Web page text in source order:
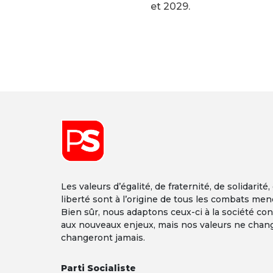
et 2029.
Les valeurs d’égalité, de fraternité, de
liberté sont à l’origine de tous les combats
Bien sûr, nous adaptons ceux-ci à la société
aux nouveaux enjeux, mais nos valeurs ne
changeront jamais.
Parti Socialiste